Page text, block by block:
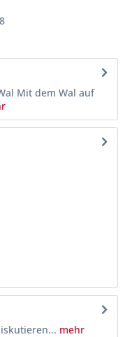
Mit dem Wal auf
mehr